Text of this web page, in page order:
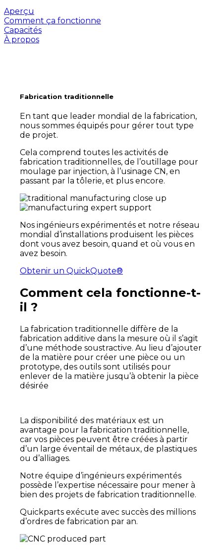
Aperçu
Comment ça fonctionne
Capacités
À propos
Fabrication traditionnelle
En tant que leader mondial de la fabrication,
nous sommes équipés pour gérer tout type
de projet.
Cela comprend toutes les activités de
fabrication traditionnelles, de l’outillage pour
moulage par injection, à l’usinage CN, en
passant par la tôlerie, et plus encore.
Nos ingénieurs expérimentés et notre réseau
mondial d’installations produisent les pièces
dont vous avez besoin, quand et où vous en
avez besoin.
Obtenir un QuickQuote®
Comment cela fonctionne-t-
il ?
La fabrication traditionnelle diffère de la
fabrication additive dans la mesure où il s’agit
d’une méthode soustractive. Au lieu d’ajouter
de la matière pour créer une pièce ou un
prototype, des outils sont utilisés pour
enlever de la matière jusqu’à obtenir la pièce
désirée
La disponibilité des matériaux est un
avantage pour la fabrication traditionnelle,
car vos pièces peuvent être créées à partir
d’un large éventail de métaux, de plastiques
ou d’alliages.
Notre équipe d’ingénieurs expérimentés
possède l’expertise nécessaire pour mener à
bien des projets de fabrication traditionnelle.
Quickparts exécute avec succès des millions
d’ordres de fabrication par an.